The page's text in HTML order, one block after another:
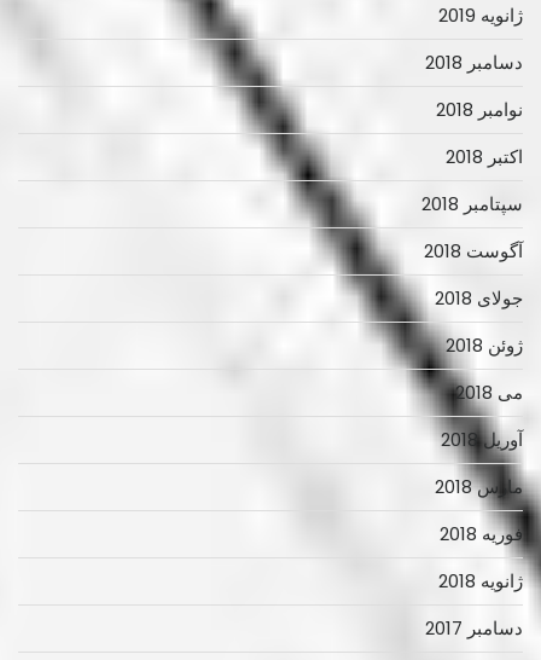
ژانویه 2019
دسامبر 2018
نوامبر 2018
اکتبر 2018
سپتامبر 2018
آگوست 2018
جولای 2018
ژوئن 2018
می 2018
آوریل 2018
مارس 2018
فوریه 2018
ژانویه 2018
دسامبر 2017